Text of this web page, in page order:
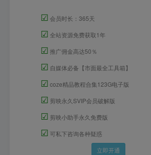
☑ 会员时长：365天
☑ 全站资源免费获取1年
☑ 推广佣金高达50％
☑ 自媒体必备【市面最全工具箱】
☑ coze精品教程合集123G电子版
☑ 剪映永久SVIP会员破解版
☑ 剪映小助手永久免费版
☑ 可私下咨询各种疑惑
立即开通